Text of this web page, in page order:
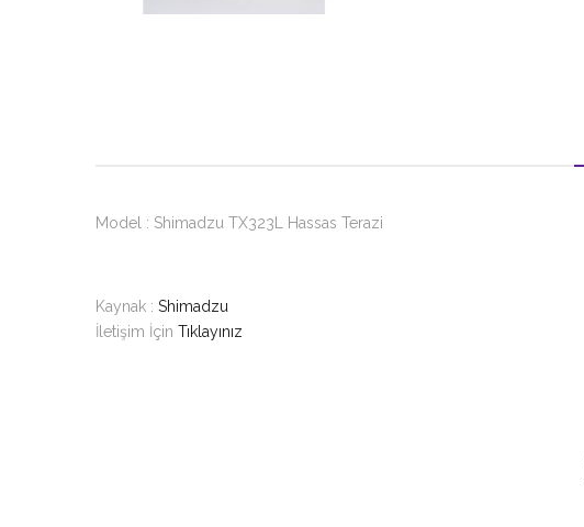
Model : Shimadzu TX323L Hassas Terazi
Kaynak : Shimadzu
İletişim İçin Tıklayınız